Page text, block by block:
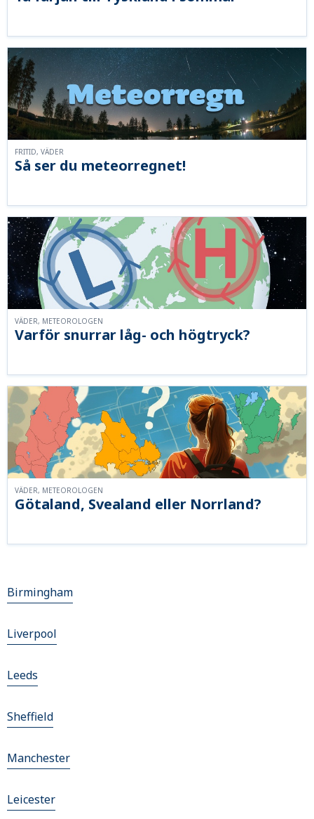
Så ser du meteorregnet!
FRITID, VÄDER
Varför snurrar låg- och högtryck?
VÄDER, METEOROLOGEN
Götaland, Svealand eller Norrland?
VÄDER, METEOROLOGEN
Birmingham
Liverpool
Leeds
Sheffield
Manchester
Leicester